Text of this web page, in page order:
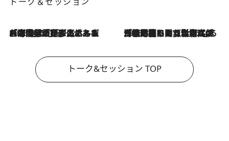
2026.8.3
「今後値上げがあるとすれば…」「リスクがあるのは今年の冬」エネルギー専門家が語る、ホルムズ海峡封鎖が家庭にもたらす“ある心配” 2026.8.3
「住宅建てられない…」「サーチャージ料の高値が続いている」ホルムズ海峡封鎖による影響はいつまで続く？《エネルギー専門家に聞く“どうなる日本の暮らし”》
トーク&セッション TOP